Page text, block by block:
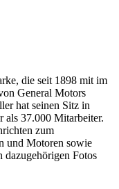
die seit 1898 mit im
General Motors
hat seinen Sitz in
als 37.000 Mitarbeiter.
zum
und Motoren sowie
dazugehörigen Fotos